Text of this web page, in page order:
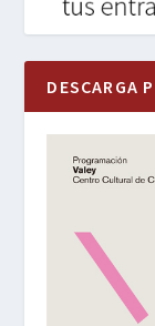
DESCARGA